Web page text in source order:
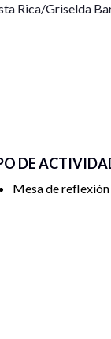
Rica/Griselda
DE
Mesa de